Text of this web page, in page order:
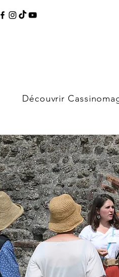
Découvrir